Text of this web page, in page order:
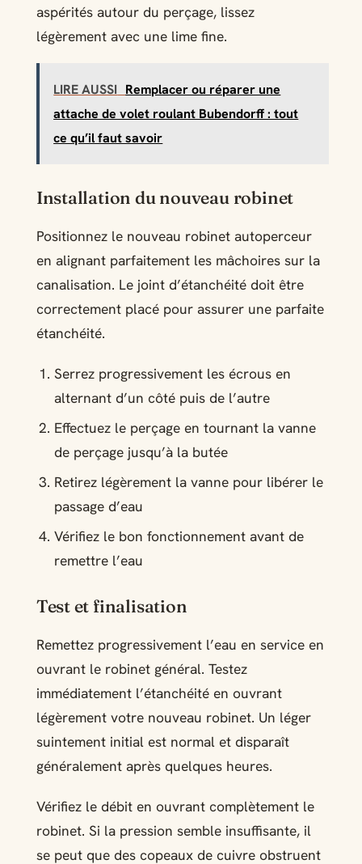
aspérités autour du perçage, lissez
légèrement avec une lime fine.
LIRE AUSSI Remplacer ou réparer une
attache de volet roulant Bubendorff : tout
ce qu’il faut savoir
Installation du nouveau robinet
Positionnez le nouveau robinet autoperceur
en alignant parfaitement les mâchoires sur la
canalisation. Le joint d’étanchéité doit être
correctement placé pour assurer une parfaite
étanchéité.
Serrez progressivement les écrous en
alternant d’un côté puis de l’autre
Effectuez le perçage en tournant la vanne
de perçage jusqu’à la butée
Retirez légèrement la vanne pour libérer le
passage d’eau
Vérifiez le bon fonctionnement avant de
remettre l’eau
Test et finalisation
Remettez progressivement l’eau en service en
ouvrant le robinet général. Testez
immédiatement l’étanchéité en ouvrant
légèrement votre nouveau robinet. Un léger
suintement initial est normal et disparaît
généralement après quelques heures.
Vérifiez le débit en ouvrant complètement le
robinet. Si la pression semble insuffisante, il
se peut que des copeaux de cuivre obstruent